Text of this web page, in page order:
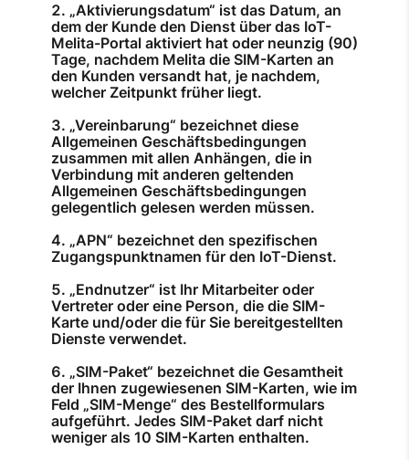
„Aktivierungsdatum“ ist das Datum, an
dem der Kunde den Dienst über das IoT-
Melita-Portal aktiviert hat oder neunzig (90)
Tage, nachdem Melita die SIM-Karten an
den Kunden versandt hat, je nachdem,
welcher Zeitpunkt früher liegt.
„Vereinbarung“ bezeichnet diese
Allgemeinen Geschäftsbedingungen
zusammen mit allen Anhängen, die in
Verbindung mit anderen geltenden
Allgemeinen Geschäftsbedingungen
gelegentlich gelesen werden müssen.
„APN“ bezeichnet den spezifischen
Zugangspunktnamen für den IoT-Dienst.
„Endnutzer“ ist Ihr Mitarbeiter oder
Vertreter oder eine Person, die die SIM-
Karte und/oder die für Sie bereitgestellten
Dienste verwendet.
„SIM-Paket“ bezeichnet die Gesamtheit
der Ihnen zugewiesenen SIM-Karten, wie im
Feld „SIM-Menge“ des Bestellformulars
aufgeführt. Jedes SIM-Paket darf nicht
weniger als 10 SIM-Karten enthalten.